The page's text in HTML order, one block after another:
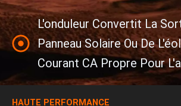
L'onduleur Convertit La
Panneau Solaire Ou De
Courant CA Propre Pour
HAUTE PERFORMANCE